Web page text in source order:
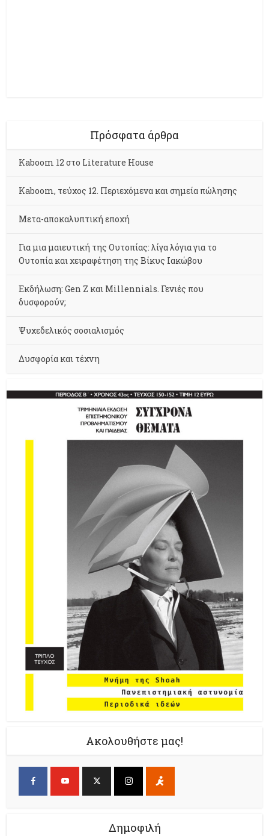
Πρόσφατα άρθρα
Kaboom 12 στο Literature House
Kaboom, τεύχος 12. Περιεχόμενα και σημεία πώλησης
Μετα-αποκαλυπτική εποχή
Για μια μαιευτική της Ουτοπίας: λίγα λόγια για το
Ουτοπία και χειραφέτηση της Βίκυς Ιακώβου
Εκδήλωση: Gen Z και Millennials. Γενιές που
δυσφορούν;
Ψυχεδελικός σοσιαλισμός
Δυσφορία και τέχνη
Ακολουθήστε μας!
Δημοφιλή